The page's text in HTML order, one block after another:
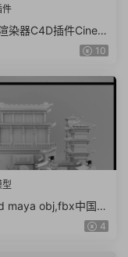
件
染器C4D插件Cinem
Arnold v4.6.8.1 WI10
maya obj,fbx中国风
建筑临安长安城古城街
4